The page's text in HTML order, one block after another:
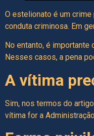
O estelionato é um
conduta criminosa. Em
No entanto, é
Nesses casos, a pena
A vítima
Sim, nos termos do
vítima for a